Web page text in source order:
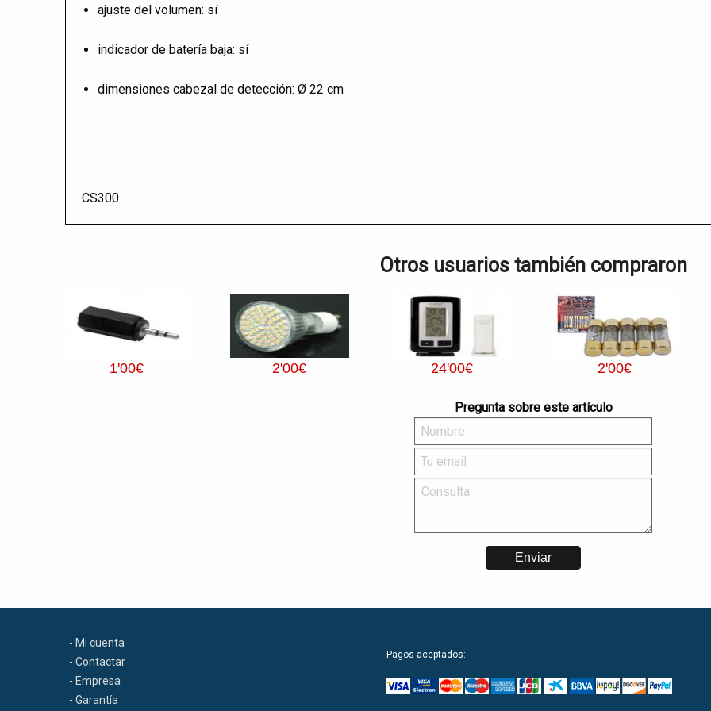
ajuste del volumen: sí
indicador de batería baja: sí
dimensiones cabezal de detección: Ø 22 cm
CS300
Otros usuarios también compraron
1'00€ 2'00€ 24'00€ 2'00€
Pregunta sobre este artículo
- Mi cuenta
- Contactar
- Empresa
- Garantía
Pagos aceptados: